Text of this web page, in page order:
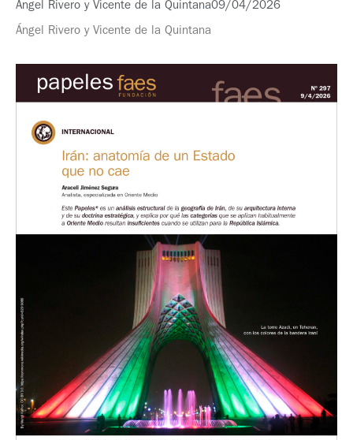
Ángel Rivero y Vicente de la Quintana09/04/2026
Ángel Rivero y Vicente de la Quintana